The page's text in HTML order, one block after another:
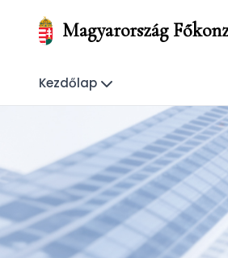
Magyarország
Kezdőlap